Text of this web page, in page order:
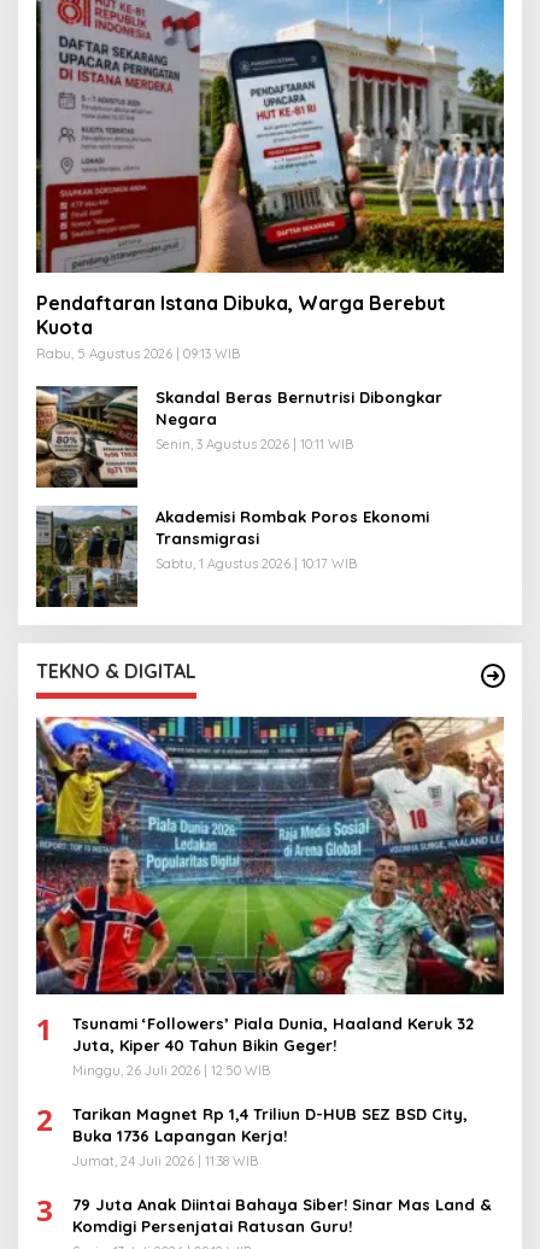
Pendaftaran Istana Dibuka, Warga Berebut
Kuota
Rabu, 5 Agustus 2026 | 09:13 WIB
Skandal Beras Bernutrisi Dibongkar
Negara
Senin, 3 Agustus 2026 | 10:11 WIB
Akademisi Rombak Poros Ekonomi
Transmigrasi
Sabtu, 1 Agustus 2026 | 10:17 WIB
TEKNO & DIGITAL
1
Tsunami ‘Followers’ Piala Dunia, Haaland Keruk 32
Juta, Kiper 40 Tahun Bikin Geger!
Minggu, 26 Juli 2026 | 12:50 WIB
2
Tarikan Magnet Rp 1,4 Triliun D-HUB SEZ BSD City,
Buka 1736 Lapangan Kerja!
Jumat, 24 Juli 2026 | 11:38 WIB
3
79 Juta Anak Diintai Bahaya Siber! Sinar Mas Land &
Komdigi Persenjatai Ratusan Guru!